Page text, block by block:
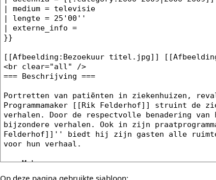
Op deze pagina gebruikte sjabloon: